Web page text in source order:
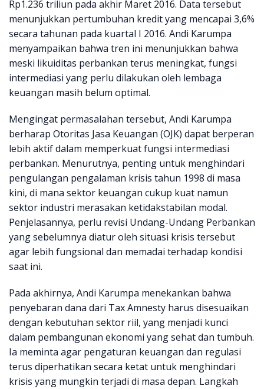
Rp1.236 triliun pada akhir Maret 2016. Data tersebut
menunjukkan pertumbuhan kredit yang mencapai 3,6%
secara tahunan pada kuartal I 2016. Andi Karumpa
menyampaikan bahwa tren ini menunjukkan bahwa
meski likuiditas perbankan terus meningkat, fungsi
intermediasi yang perlu dilakukan oleh lembaga
keuangan masih belum optimal.
Mengingat permasalahan tersebut, Andi Karumpa
berharap Otoritas Jasa Keuangan (OJK) dapat berperan
lebih aktif dalam memperkuat fungsi intermediasi
perbankan. Menurutnya, penting untuk menghindari
pengulangan pengalaman krisis tahun 1998 di masa
kini, di mana sektor keuangan cukup kuat namun
sektor industri merasakan ketidakstabilan modal.
Penjelasannya, perlu revisi Undang-Undang Perbankan
yang sebelumnya diatur oleh situasi krisis tersebut
agar lebih fungsional dan memadai terhadap kondisi
saat ini.
Pada akhirnya, Andi Karumpa menekankan bahwa
penyebaran dana dari Tax Amnesty harus disesuaikan
dengan kebutuhan sektor riil, yang menjadi kunci
dalam pembangunan ekonomi yang sehat dan tumbuh.
Ia meminta agar pengaturan keuangan dan regulasi
terus diperhatikan secara ketat untuk menghindari
krisis yang mungkin terjadi di masa depan. Langkah